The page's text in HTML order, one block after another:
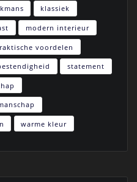
klassiek
modern interieur
voordelen
statement
warme kleur